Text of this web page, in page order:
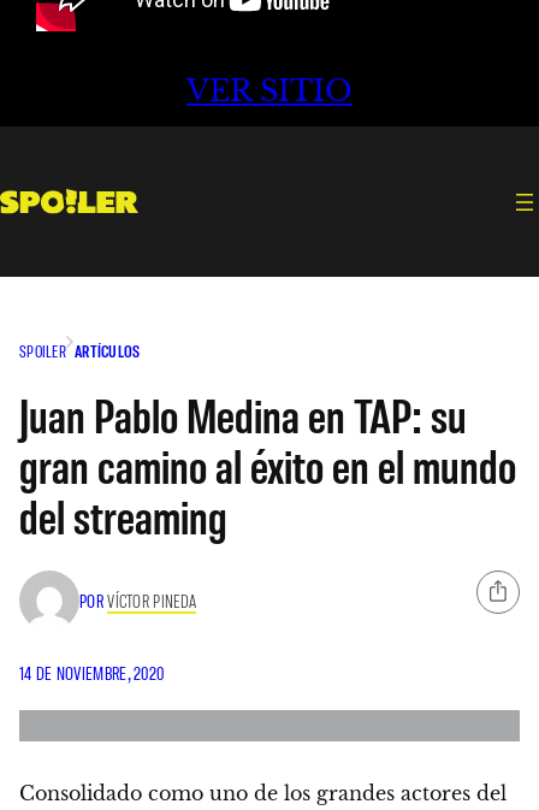
VER SITIO
SPOILER ARTÍCULOS
Juan Pablo Medina en TAP: su
gran camino al éxito en el mundo
del streaming
PORVÍCTOR PINEDA
14 DE NOVIEMBRE, 2020
Consolidado como uno de los grandes actores del